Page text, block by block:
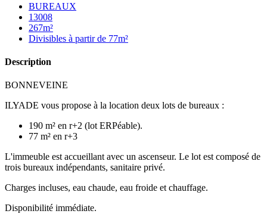
BUREAUX
13008
267m²
Divisibles à partir de 77m²
Description
BONNEVEINE
ILYADE vous propose à la location deux lots de bureaux :
190 m² en r+2 (lot ERPéable).
77 m² en r+3
L'immeuble est accueillant avec un ascenseur. Le lot est composé de
trois bureaux indépendants, sanitaire privé.
Charges incluses, eau chaude, eau froide et chauffage.
Disponibilité immédiate.